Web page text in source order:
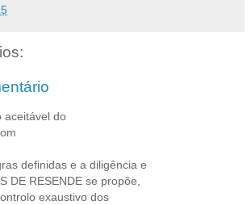
aceitável do
definidas e a diligência e
DE RESENDE se propõe,
exaustivo dos